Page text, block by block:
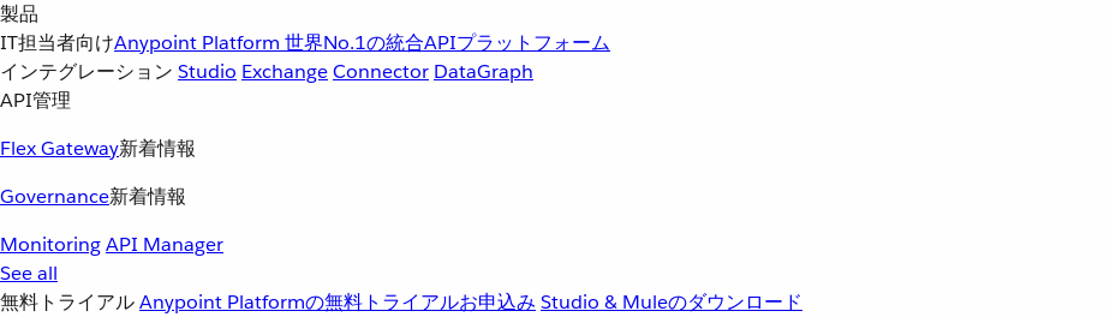
製品
IT担当者向けAnypoint Platform 世界No.1の統合APIプラットフォーム
インテグレーション Studio ExchangeConnector DataGraph
API管理
Flex Gateway新着情報
Governance新着情報
MonitoringAPI Manager
See all
無料トライアルAnypoint Platformの無料トライアルお申込み Studio & Muleのダウンロード